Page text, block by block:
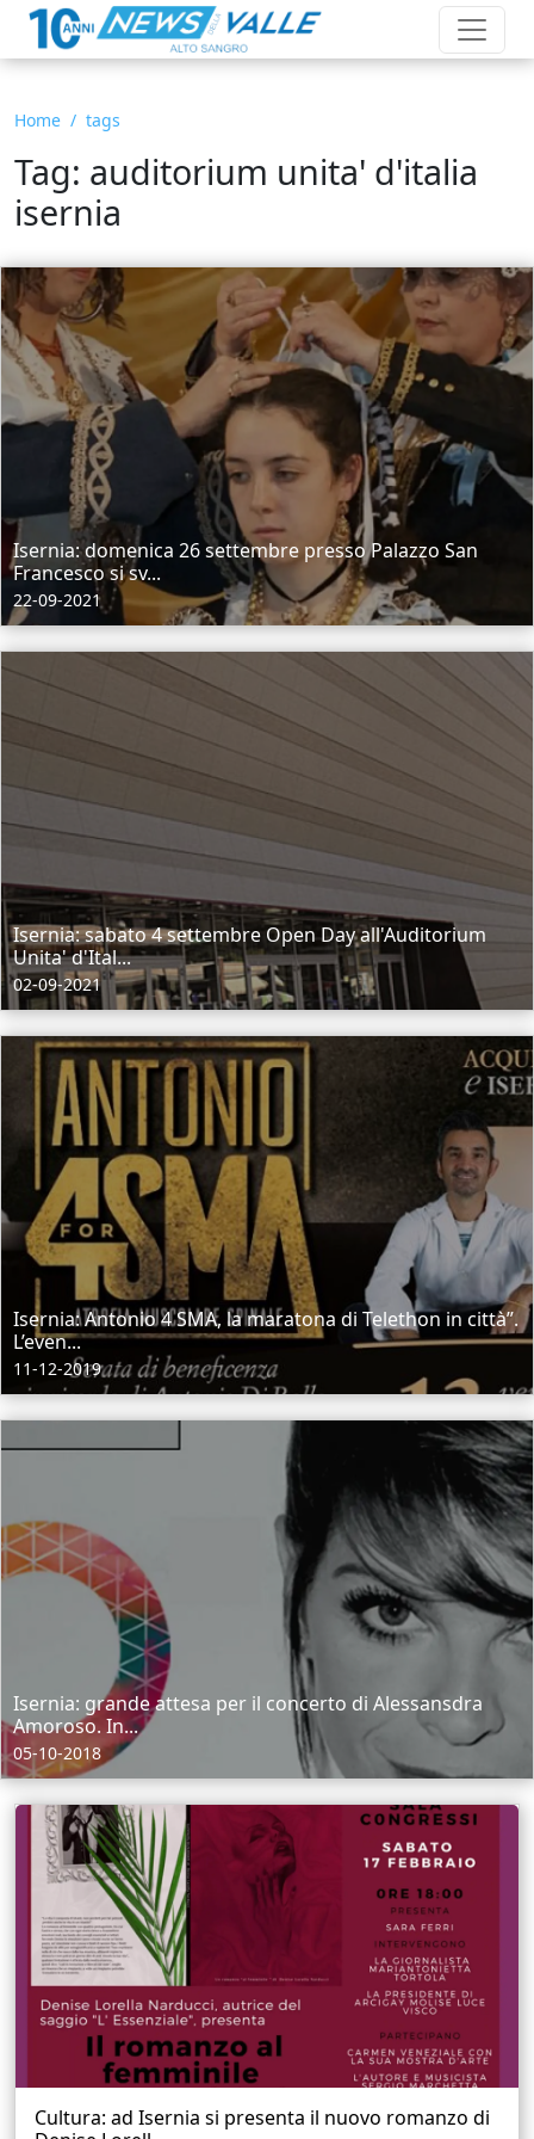
Home tags
Tag: auditorium unita' d'italia
isernia
Isernia: domenica 26 settembre presso Palazzo San
Francesco si sv...
22-09-2021
Isernia: sabato 4 settembre Open Day all'Auditorium
Unita' d'Ital...
02-09-2021
Isernia: Antonio 4 SMA, la maratona di Telethon in città”.
L’even...
11-12-2019
Isernia: grande attesa per il concerto di Alessansdra
Amoroso. In...
05-10-2018
Cultura: ad Isernia si presenta il nuovo romanzo di